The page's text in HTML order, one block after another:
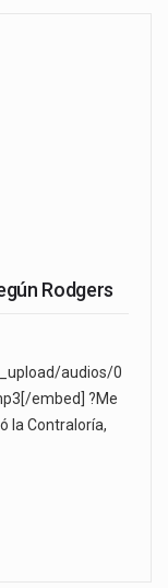
Rodgers
audios/0
embed] ?Me
la Contraloría,